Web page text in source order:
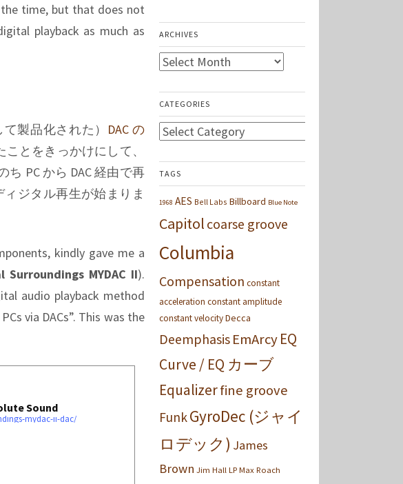
time, but that does not
playback as much as
て製品化された） DAC の
とをきっかけにして、
PC から DAC 経由で再
ジタル再生が始まりま
kindly gave me a
Surroundings MYDAC II).
audio playback method
via DACs”. This was the
Sound
mydac-ii-dac/
ARCHIVES
Archives
CATEGORIES
Categories
TAGS
1968 AES Bell Labs Billboard Blue Note
Capitol coarse groove
Columbia
Compensation constant
acceleration constant amplitude
constant velocityDecca
Deemphasis EmArcyEQ
Curve / EQ カーブ
Equalizerfine groove
FunkGyroDec (ジャイ
ロデック) James
Brown Jim Hall LP Max Roach